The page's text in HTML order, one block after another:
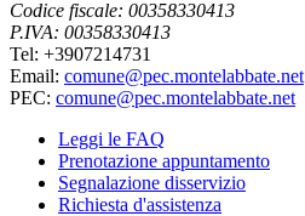
Codice fiscale: 00358330413
P.IVA: 00358330413
Tel: +3907214731
Email: comune@pec.montelabbate.net
PEC: comune@pec.montelabbate.net
Leggi le FAQ
Prenotazione appuntamento
Segnalazione disservizio
Richiesta d'assistenza